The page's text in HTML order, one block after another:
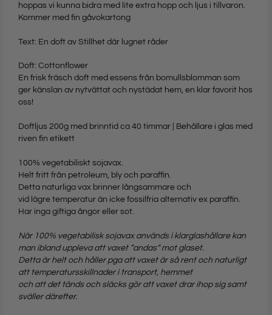
hoppas vi kunna bidra med lite extra hopp och ljus i tillvaron.
Kommer med fin gåvokartong
Text: En doft av Stillhet där lugnet råder
Doft: Cottonflower
En frisk fräsch doft med essens från bomullsblomman som
ger känslan av nytvättat och nystädat hem, en klar favorit hos
oss!
Doftljus 200g med brinntid ca 40 timmar | Behållare i glas med
riven fin etikett
100% vegetabiliskt sojavax.
Helt fritt från petroleum, bly och paraffin.
Detta naturliga vax brinner långsammare och
vid lägre temperatur än icke fossilfria alternativ ex paraffin.
Har inga giftiga ångor eller sot.
När 100% vegetabilisk sojavax används i klarglashållare kan
man ibland uppleva att vaxet ”andas” mot glaset.
Detta är helt och håller pga att vaxet är så rent och naturligt
att temperatursskillnader i transport, hemmet
och att det tänds och släcks gör att vaxet drar ihop sig samt
sväller därefter.